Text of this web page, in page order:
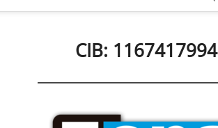
CIB: 1167417994